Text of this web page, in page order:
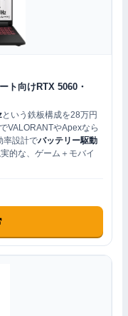
ト向けRTX 5060・
という鉄板構成を28万円
VALORANTやApexなら
率設計でバッテリー駆動
的な、ゲーム＋モバイ